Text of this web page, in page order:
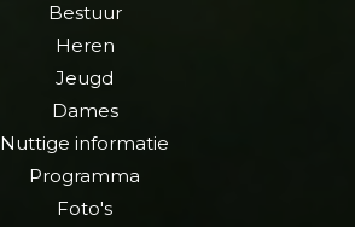
Bestuur
Heren
Jeugd
Dames
Nuttige informatie
Programma
Foto's